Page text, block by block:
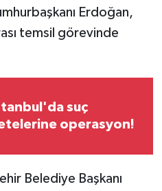
Erdoğan,
temsil görevinde
suç
operasyon!
Belediye Başkanı